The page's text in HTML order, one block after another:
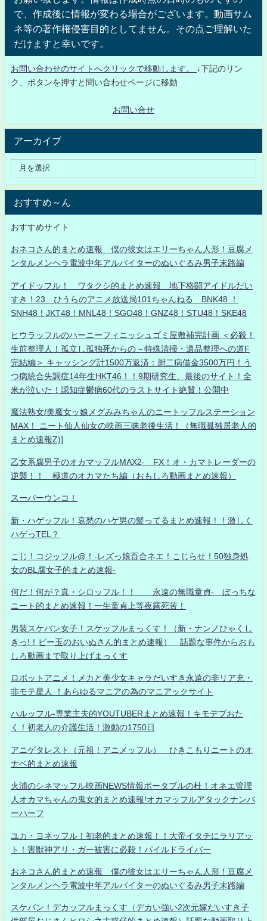
で、作成後に情報が変わる場合がございます。動画サム
ネ等の著作権侵害目的としてません。その点ご理解いた
だけますと幸いです。
お問い合わせのサイトへクリックで移動します。
↓下記のリン
ク、ボタンを押すと問い合わせページに移動
お問い合せ
アーカイブ
おすすめ～ん
おすすめサイト
おネコさん的まとめ速報 僕の彼女はエリーちゃん人形！豆腐メ
ンタルメンヘラ電波中年アルバイターのぬいぐるみ男子末路編
アイドッフル！ ワタクシ的まとめ速報 地下格闘アイドルだい
すき！23 ひうらのアニメ放送局101ちゃんねる BNK48 ！
SNH48！JKT48！MNL48！SGO48！GNZ48！STU48！SKE48
ヒウラッフルのハーニーフィニッシュゴミ屋敷補完計画 ＜必殺！
生前整理人！孤立し孤独死からの～特殊清掃・遺品整理への道F
完結編＞ キャッシング計1500万返済：厨二病借金3500万円！う
つ病統合失調症14年生HKT46！！9期研究生、最後のサイト！全
米が泣いた！認知症鬱病60代のラストサイト絶賛！公開中
魔法熟女/美魔女ッ娘メグみみちゃんのニートッフルステーション
MAX！ ニート仙人仙女の映画三昧老後生活！（無職孤独居老人的
まとめ速報Z)]
乙女系腐男子のオカマッフルMAX2- FX！オ・カマトレーダーの
逆襲！！ 極道のオカマたち編（おもしろ動画まとめ速報）
スーパーウンコ！
新・ハゲッフル！哀愁のハゲ男の髪ってるまとめ速報！！激しく
ハゲっTEL？
こじ！コジッフル@！-レズっ娘百合ネエ！こじらせ！50独身処
女のBL腐女子的まとめ速報-
何だ！何が？真・シロッフル！！ 永遠の無職童貞- ぼっちな
ニート的まとめ速報！一生童貞上等夜露死苦！
男装スケバン女子！スケッフルまっくす！（新・ナンノひゃくし
きっ!！ビー玉のおいぬさん的まとめ速報） 話題な事件からおも
しろ動画まで取り上げまっくす
ロボットアニメ！メカと美少女キャラだいすき永遠の非リア充・
非モテ星人 ！あらゆるマニアの為のマニアックサイト
ハルッフル-専業主夫的YOUTUBERまとめ速報！キモデブおた
く！初老人の介護生活！激動の1750日
アニゲタレスト（元祖！アニメッフル） ひきこもりニートのオ
ナベ的まとめ速報
火浦のシネマッフル映画NEWS情報ポータブルの杜！オネエ管理
人オカマちゃんの鬼女的まとめ速報!オカマッフルアタックナンバ
ーハーフ
ユカ・ヨネッフル！初老的まとめ速報！！大帝イタチにラリアッ
ト！害獣神アリ・ガー被害に必殺！パイルドライバー
おネコさん的まとめ速報 僕の彼女はエリーちゃん人形！豆腐メ
ンタルメンヘラ電波中年アルバイターのぬいぐるみ男子末路編
スケバン！デカッフルまっくす（デカい強い2次元嫁だいすき子